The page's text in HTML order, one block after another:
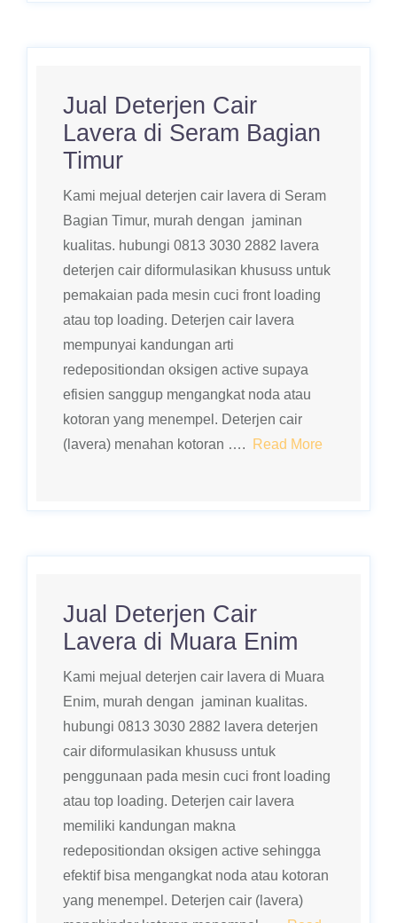
Jual Deterjen Cair
Lavera di Seram Bagian
Timur
Kami mejual deterjen cair lavera di Seram
Bagian Timur, murah dengan jaminan
kualitas. hubungi 0813 3030 2882 lavera
deterjen cair diformulasikan khususs untuk
pemakaian pada mesin cuci front loading
atau top loading. Deterjen cair lavera
mempunyai kandungan arti
redepositiondan oksigen active supaya
efisien sanggup mengangkat noda atau
kotoran yang menempel. Deterjen cair
(lavera) menahan kotoran ….
Read More
Jual Deterjen Cair
Lavera di Muara Enim
Kami mejual deterjen cair lavera di Muara
Enim, murah dengan jaminan kualitas.
hubungi 0813 3030 2882 lavera deterjen
cair diformulasikan khususs untuk
penggunaan pada mesin cuci front loading
atau top loading. Deterjen cair lavera
memiliki kandungan makna
redepositiondan oksigen active sehingga
efektif bisa mengangkat noda atau kotoran
yang menempel. Deterjen cair (lavera)